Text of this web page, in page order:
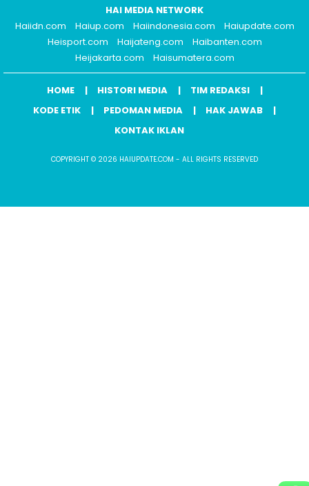
HAI MEDIA NETWORK
Haiidn.com
Haiup.com Haiindonesia.com
Haiupdate.com
Heisport.com
Haijateng.com
Haibanten.com
Heijakarta.com
Haisumatera.com
HOME HISTORI MEDIA
TIM REDAKSI
KODE ETIK
PEDOMAN MEDIA
HAK JAWAB
KONTAK IKLAN
COPYRIGHT © 2026 HAIUPDATE.COM - ALL RIGHTS RESERVED